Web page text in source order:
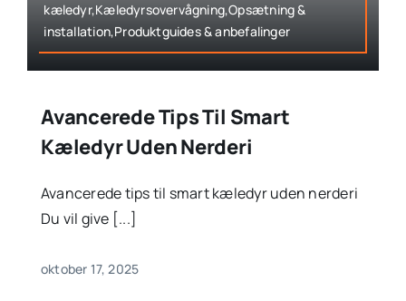
kæledyr,Kæledyrsovervågning,Opsætning &
installation,Produktguides & anbefalinger
Avancerede Tips Til Smart
Kæledyr Uden Nerderi
Avancerede tips til smart kæledyr uden nerderi
Du vil give [...]
oktober 17, 2025